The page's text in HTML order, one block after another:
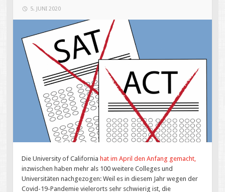
5. JUNI 2020
Die University of California hat im April den Anfang gemacht,
inzwischen haben mehr als 100 weitere Colleges und
Universitäten nachgezogen: Weil es in diesem Jahr wegen der
Covid-19-Pandemie vielerorts sehr schwierig ist, die